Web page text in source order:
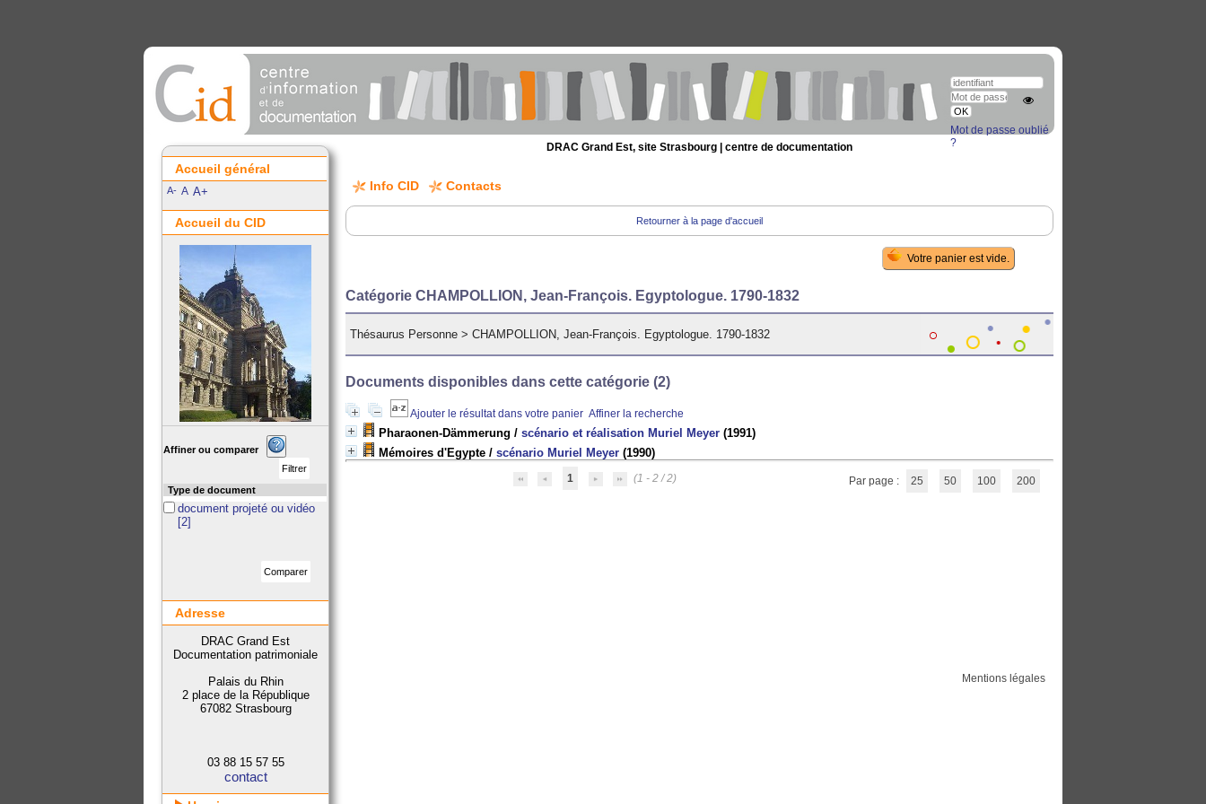
DRAC Grand Est, site Strasbourg | centre de documentation
Info CID Contacts
Retourner à la page d'accueil
Catégorie CHAMPOLLION, Jean-François. Egyptologue. 1790-1832
Thésaurus Personne >CHAMPOLLION, Jean-François. Egyptologue. 1790-1832
Documents disponibles dans cette catégorie (2)
Ajouter le résultat dans votre panier Affiner la recherche
Pharaonen-Dämmerung /scénario et réalisation Muriel Meyer (1991)
Mémoires d'Egypte /scénario Muriel Meyer (1990)
1 (1 - 2 / 2) Par page : 25 50 100 200
Mentions légales
Accueil général
A- A A+
Accueil du CID
Mot de passe oublié
?
Affiner ou comparer
Type de document
document projeté ou vidéo
[2]
Adresse
DRAC Grand Est
Documentation patrimoniale
Palais du Rhin
2 place de la République
67082 Strasbourg
03 88 15 57 55
contact